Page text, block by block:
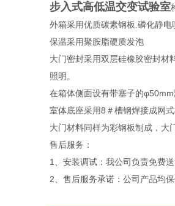
步入式高低温交变试验室
外箱采用优质碳素钢板.磷化静
保温采用聚胺脂硬质发泡
大门密封采用双层硅橡胶密封材
照明。
在箱体侧面设有带塞子的
室体底座采用8＃槽钢焊接成网
大门材料同样为彩钢板制成，大
售后服务：
1、安装调试：我公司负责免费
2、售后服务承诺：公司产品均